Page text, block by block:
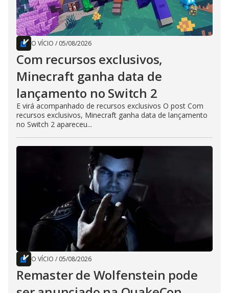
O VÍCIO / 05/08/2026
Com recursos exclusivos,
Minecraft ganha data de
lançamento no Switch 2
E virá acompanhado de recursos exclusivos O post Com
recursos exclusivos, Minecraft ganha data de lançamento
no Switch 2 apareceu...
O VÍCIO / 05/08/2026
Remaster de Wolfenstein pode